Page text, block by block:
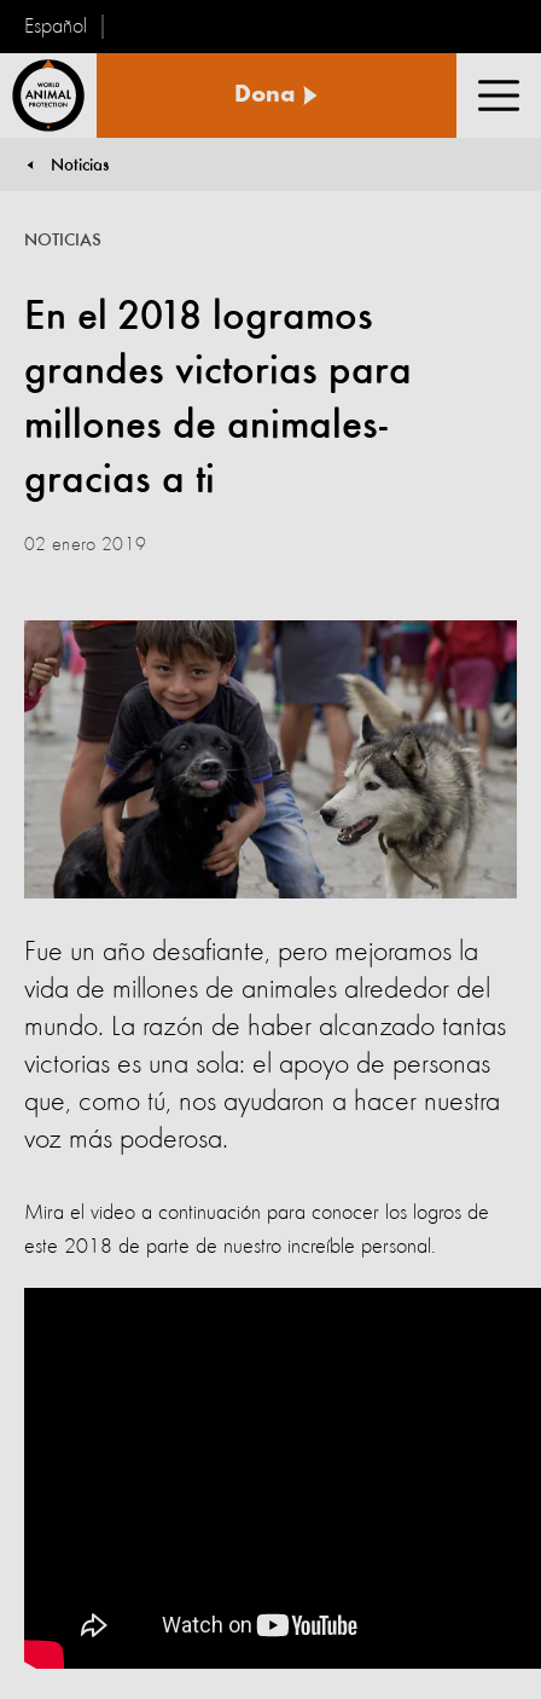
Español
Animal
Dona
Noticias
En el 2018 logramos
grandes victorias para
millones de animales-
gracias a ti
NOTICIAS
02 enero 2019
Fue un año desafiante, pero mejoramos la
vida de millones de animales alrededor del
mundo. La razón de haber alcanzado tantas
victorias es una sola: el apoyo de personas
que, como tú, nos ayudaron a hacer nuestra
voz más poderosa.
Mira el video a continuación para conocer los logros de
este 2018 de parte de nuestro increíble personal.